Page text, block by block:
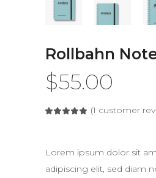
Rollbahn
$55.00
Rated
1
customer
(1 customer
Lorem ipsum dolor sit
adipiscing elit, sed diam